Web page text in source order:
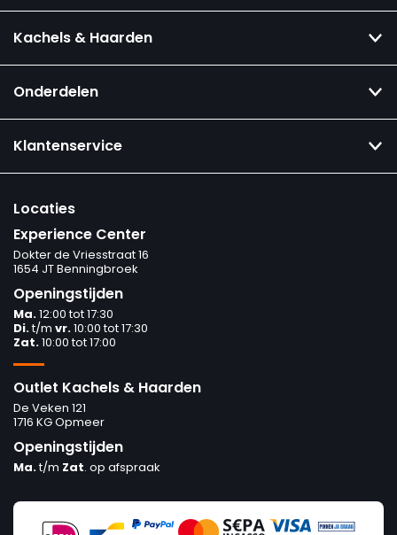
Kachels & Haarden
Onderdelen
Klantenservice
Locaties
Experience Center
Dokter de Vriesstraat 16
1654 JT Benningbroek
Openingstijden
Ma.12:00 tot 17:30
Di.t/m vr.10:00 tot 17:30
Zat.10:00 tot 17:00
Outlet Kachels & Haarden
De Veken 121
1716 KG Opmeer
Openingstijden
Ma.t/m Zat. op afspraak